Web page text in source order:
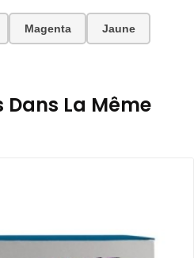
Magenta Jaune
La Même